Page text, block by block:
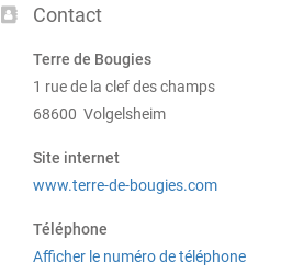
Contact
Terre de Bougies
1 rue de la clef des champs
68600 Volgelsheim
Site internet
www.terre-de-bougies.com
Téléphone
Afficher le numéro de téléphone